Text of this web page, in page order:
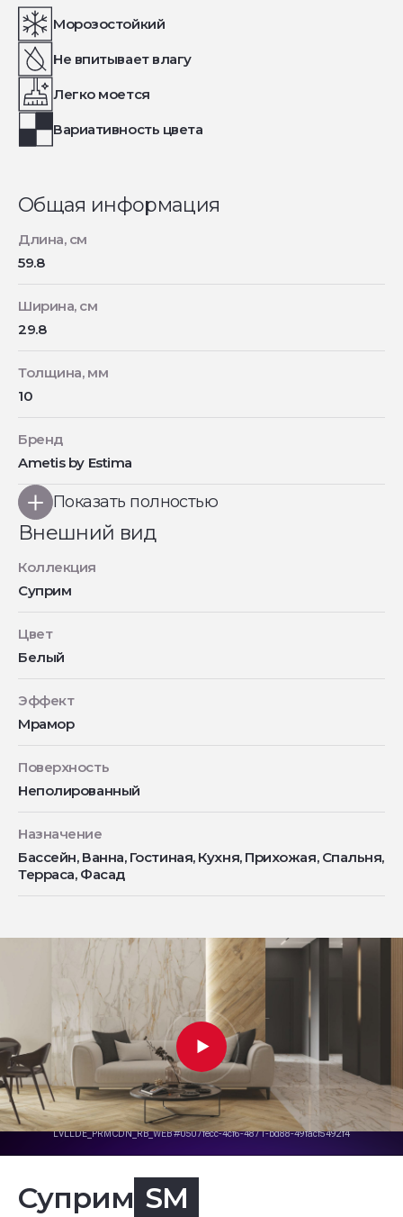
Морозостойкий
Не впитывает влагу
Легко моется
Вариативность цвета
Общая информация
Длина, см
59.8
Ширина, см
29.8
Толщина, мм
10
Бренд
Ametis by Estima
Показать полностью
Внешний вид
Коллекция
Суприм
Цвет
Белый
Эффект
Мрамор
Поверхность
Неполированный
Назначение
Бассейн, Ванна, Гостиная, Кухня, Прихожая, Спальня,
Терраса, Фасад
Суприм SM